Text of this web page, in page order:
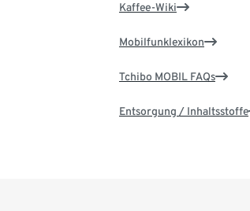
Kaffee-Wiki
Mobilfunklexikon
Tchibo MOBIL FAQs
Entsorgung / Inhaltsstoffe